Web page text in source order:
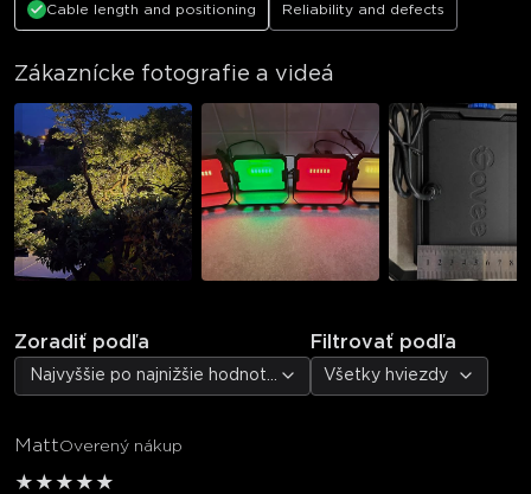
Cable length and positioning Reliability and defects
Zákaznícke fotografie a videá
Zoradiť podľa
Najvyššie po najnižšie hodnotenie
Filtrovať podľa
Všetky hviezdy
MattOverený nákup
★ ★ ★ ★ ★